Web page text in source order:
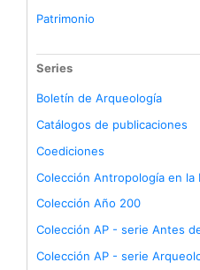
Patrimonio
Series
Boletín de Arqueología
Catálogos de publicaciones
Coediciones
Colección Antropología en la
Colección Año 200
Colección AP - serie Antes
Colección AP - serie